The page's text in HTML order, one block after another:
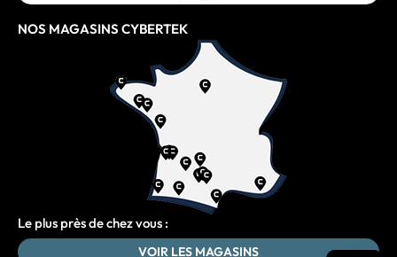
NOS MAGASINS CYBERTEK
Le plus près de chez vous :
VOIR LES MAGASINS